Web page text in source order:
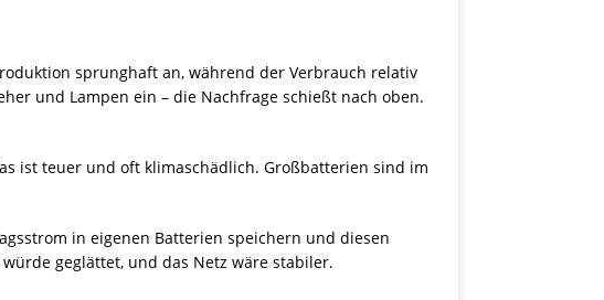
sprunghaft an, während der Verbrauch relativ
und Lampen ein – die Nachfrage schießt nach oben.
ist teuer und oft klimaschädlich. Großbatterien sind im
in eigenen Batterien speichern und diesen
geglättet, und das Netz wäre stabiler.